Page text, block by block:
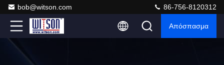
bob@witson.com 86-756-8120312
Απόσπασμα